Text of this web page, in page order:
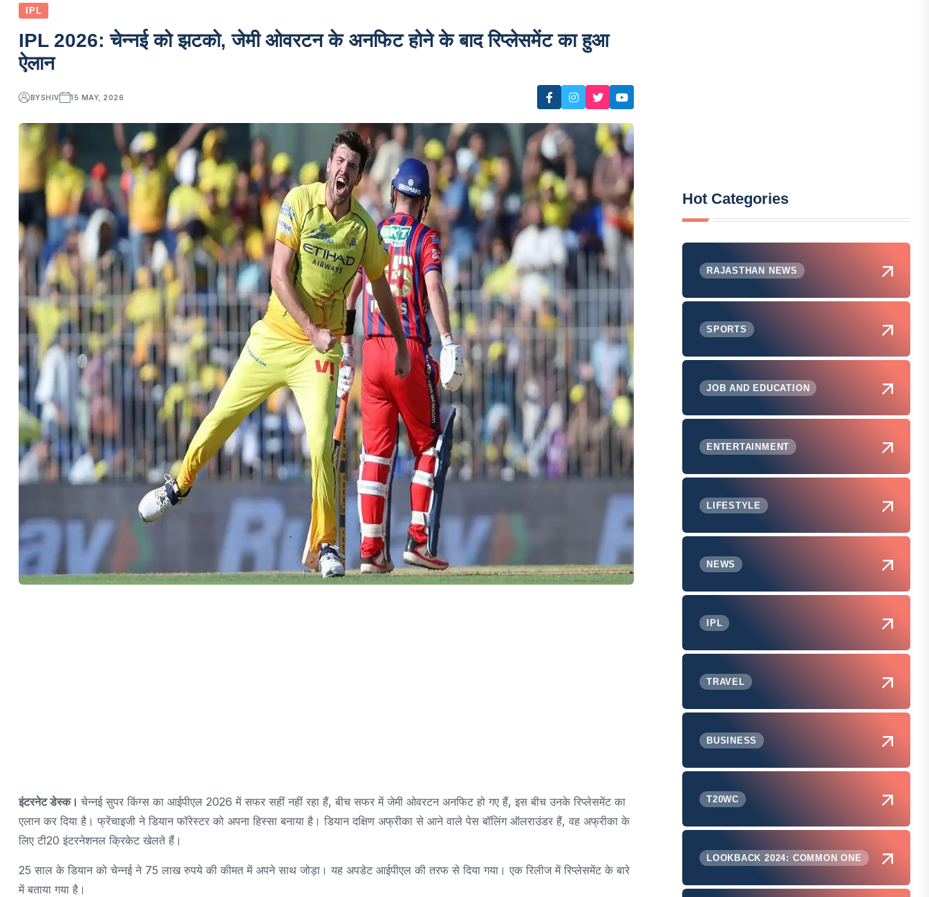
IPL
IPL 2026: चेन्नई को झटको, जेमी ओवरटन के अनफिट होने के बाद रिप्लेसमेंट का हुआ
ऐलान
BYSHIV 15 MAY, 2026
इंटरनेट डेस्क। चेन्नई सुपर किंग्स का आईपीएल 2026 में सफर सहीं नहीं रहा हैं, बीच सफर में जेमी ओवरटन अनफिट हो गए हैं, इस बीच उनके रिप्लेसमेंट का
एलान कर दिया है। फ्रेंचाइजी ने डियान फॉरेस्टर को अपना हिस्सा बनाया है। डियान दक्षिण अफ्रीका से आने वाले पेस बॉलिंग ऑलराउंडर हैं, वह अफ्रीका के
लिए टी20 इंटरनेशनल क्रिकेट खेलते हैं।
25 साल के डियान को चेन्नई ने 75 लाख रुपये की कीमत में अपने साथ जोड़ा। यह अपडेट आईपीएल की तरफ से दिया गया। एक रिलीज में रिप्लेसमेंट के बारे
में बताया गया है।
Hot Categories
RAJASTHAN NEWS
SPORTS
JOB AND EDUCATION
ENTERTAINMENT
LIFESTYLE
NEWS
IPL
TRAVEL
BUSINESS
T20WC
LOOKBACK 2024: COMMON ONE